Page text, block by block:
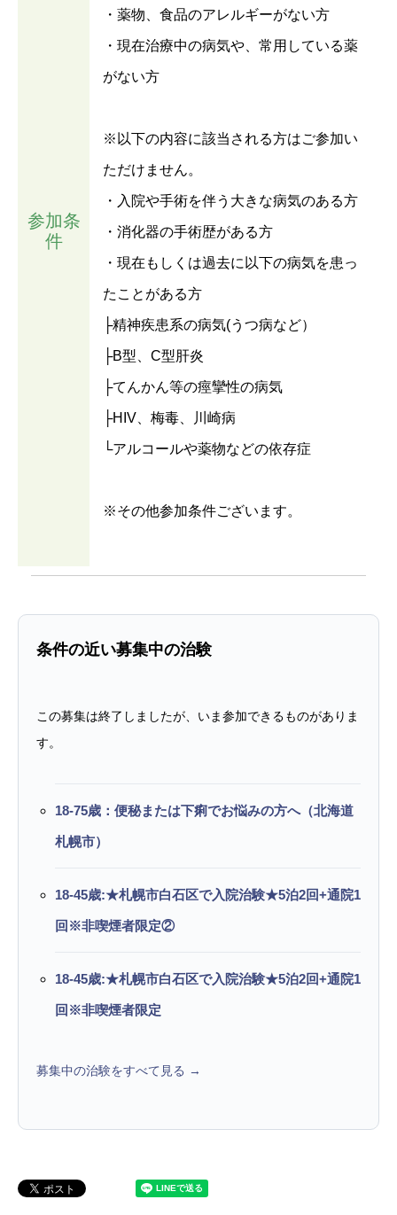
参加条
件
・薬物、食品のアレルギーがない方
・現在治療中の病気や、常用している薬
がない方
※以下の内容に該当される方はご参加い
ただけません。
・入院や手術を伴う大きな病気のある方
・消化器の手術歴がある方
・現在もしくは過去に以下の病気を患っ
たことがある方
├精神疾患系の病気(うつ病など）
├B型、C型肝炎
├てんかん等の痙攣性の病気
├HIV、梅毒、川崎病
└アルコールや薬物などの依存症
※その他参加条件ございます。
条件の近い募集中の治験
この募集は終了しましたが、いま参加できるものがありま
す。
18-75歳：便秘または下痢でお悩みの方へ（北海道
札幌市）
18-45歳:★札幌市白石区で入院治験★5泊2回+通院1
回※非喫煙者限定②
18-45歳:★札幌市白石区で入院治験★5泊2回+通院1
回※非喫煙者限定
募集中の治験をすべて見る →